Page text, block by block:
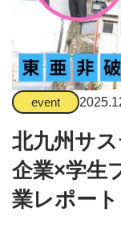
event
北九州サ
企業×学生
業レポート